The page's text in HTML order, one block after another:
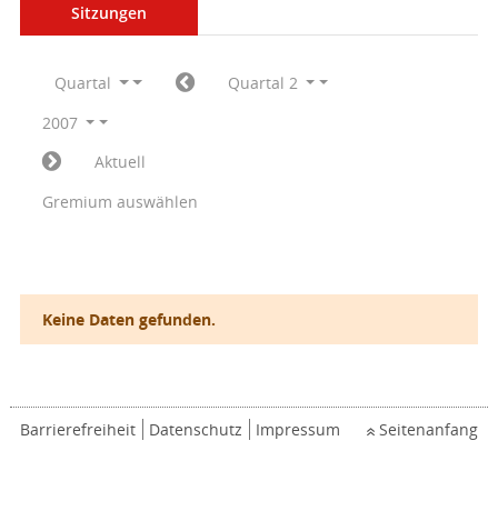
Sitzungen
Quartal
Quartal 2
2007
Aktuell
Gremium auswählen
Keine Daten gefunden.
Barrierefreiheit Datenschutz Impressum Seitenanfang